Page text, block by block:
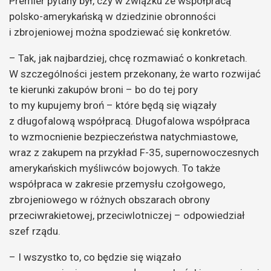
polsko-amerykańską w dziedzinie obronności
i zbrojeniowej można spodziewać się konkretów.
– Tak, jak najbardziej, chcę rozmawiać o konkretach.
W szczególności jestem przekonany, że warto rozwijać
te kierunki zakupów broni – bo do tej pory
to my kupujemy broń – które będą się wiązały
z długofalową współpracą. Długofalowa współpraca
to wzmocnienie bezpieczeństwa natychmiastowe,
wraz z zakupem na przykład F-35, supernowoczesnych
amerykańskich myśliwców bojowych. To także
współpraca w zakresie przemysłu czołgowego,
zbrojeniowego w różnych obszarach obrony
przeciwrakietowej, przeciwlotniczej – odpowiedział
szef rządu.
– I wszystko to, co będzie się wiązało